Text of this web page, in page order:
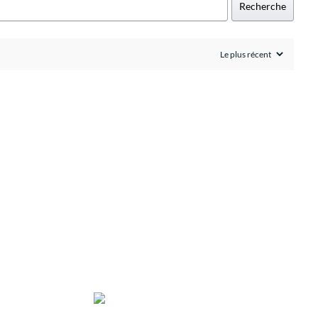
Recherche